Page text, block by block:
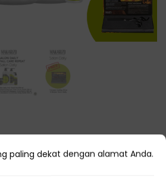
Fall Care Repeat
reviews)
paling dekat dengan alamat Anda.